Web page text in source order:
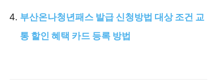
부산온나청년패스 발급 신청방법 대상 조건 교
통 할인 혜택 카드 등록 방법